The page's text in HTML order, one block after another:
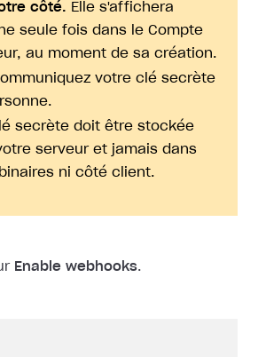
côté. Elle s'affichera
seule fois dans le Compte
au moment de sa création.
votre clé secrète
secrète doit être stockée
serveur et jamais dans
ni côté client.
Enable webhooks.